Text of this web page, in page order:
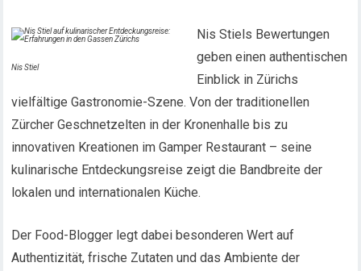
Nis Stiel
Nis Stiels Bewertungen
geben einen authentischen
Einblick in Zürichs
vielfältige Gastronomie-Szene. Von der traditionellen
Zürcher Geschnetzelten in der Kronenhalle bis zu
innovativen Kreationen im Gamper Restaurant – seine
kulinarische Entdeckungsreise zeigt die Bandbreite der
lokalen und internationalen Küche.
Der Food-Blogger legt dabei besonderen Wert auf
Authentizität, frische Zutaten und das Ambiente der